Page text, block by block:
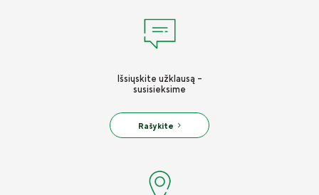
Išsiųskite užklausą -
susisieksime
Rašykite